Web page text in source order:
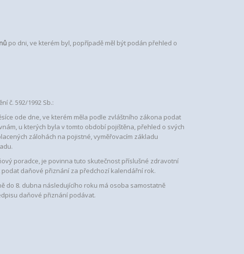
po dni, ve kterém byl, popřípadě měl být podán přehled o
č. 592/1992 Sb.:
ode dne, ve kterém měla podle zvláštního zákona podat
u kterých byla v tomto období pojištěna, přehled o svých
zálohách na pojistné, vyměřovacím základu
poradce, je povinna tuto skutečnost příslušné zdravotní
daňové přiznání za předchozí kalendářní rok.
do 8. dubna následujícího roku má osoba samostatně
daňové přiznání podávat.